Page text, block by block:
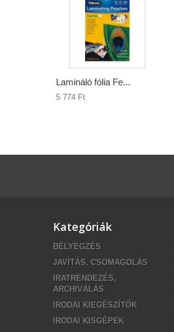
Lamináló fólia Fe...
5 774 Ft‎
Kategóriák
BÉLYEGZÉS
JAVÍTÁS, CSOMAGOLÁS
IRATRENDEZÉS,
ARCHIVÁLÁS
IRODAI KIEGÉSZÍTŐK
IRODAI KISGÉPEK